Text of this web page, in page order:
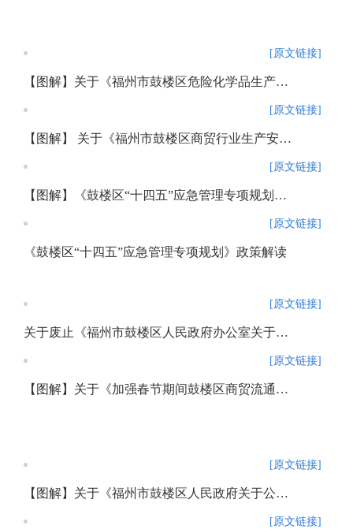
[原文链接]
【图解】关于《福州市鼓楼区危险化学品生产安全事故应急预案》的解读
[原文链接]
【图解】 关于《福州市鼓楼区商贸行业生产安全事故应急预案》的解读
[原文链接]
【图解】《鼓楼区“十四五”应急管理专项规划》政策解读
[原文链接]
《鼓楼区“十四五”应急管理专项规划》政策解读
[原文链接]
关于废止《福州市鼓楼区人民政府办公室关于印发 <关于鼓楼推动高端会展业发展五条措施>的通知》 （鼓政规〔2023〕4号）文件的政策解读
[原文链接]
【图解】关于《加强春节期间鼓楼区商贸流通领域疫情防控工作的通知》的解读
[原文链接]
【图解】关于《福州市鼓楼区人民政府关于公布<鼓楼区重餐饮禁设区域清单（第3批）>的通知》的政策解读
[原文链接]